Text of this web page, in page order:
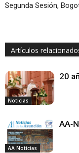
Segunda Sesión,
Artículos
Noticias
20
AA Noticias
AA-